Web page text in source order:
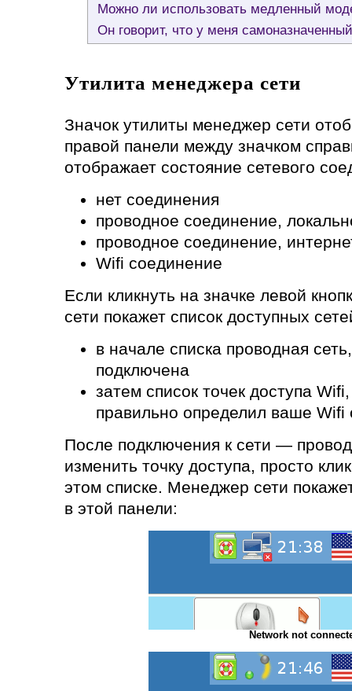
Можно ли использовать медленный
Он говорит, что у меня
Утилита менеджера сети
Значок утилиты менеджер сети
правой панели между значком
отображает состояние сетевого
нет соединения
проводное соединение,
проводное соединение,
Wifi соединение
Если кликнуть на значке левой
сети покажет список доступных
в начале списка проводная
подключена
затем список точек доступа
правильно определил ваше Wifi
После подключения к сети —
изменить точку доступа, просто
этом списке. Менеджер сети
в этой панели:
Network not